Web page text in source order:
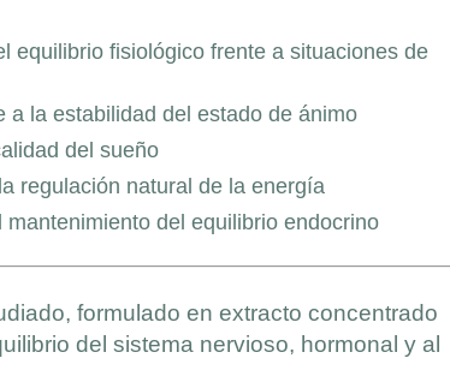
equilibrio fisiológico frente a situaciones de
a la estabilidad del estado de ánimo
del sueño
regulación natural de la energía
mantenimiento del equilibrio endocrino
formulado en extracto concentrado
del sistema nervioso, hormonal y al